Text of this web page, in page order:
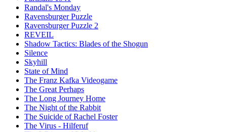
Randal's Monday
Ravensburger Puzzle
Ravensburger Puzzle 2
REVEIL
Shadow Tactics: Blades of the Shogun
Silence
Skyhill
State of Mind
The Franz Kafka Videogame
The Great Perhaps
The Long Journey Home
The Night of the Rabbit
The Suicide of Rachel Foster
The Virus - Hilferuf